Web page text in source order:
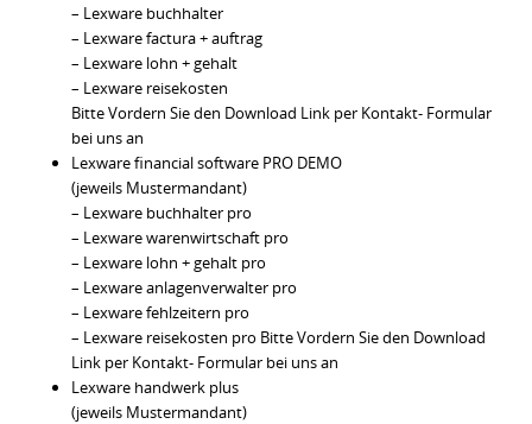
– Lexware buchhalter
– Lexware factura + auftrag
– Lexware lohn + gehalt
– Lexware reisekosten
Bitte Vordern Sie den Download Link per Kontakt- Formular
bei uns an
Lexware financial software PRO DEMO
(jeweils Mustermandant)
– Lexware buchhalter pro
– Lexware warenwirtschaft pro
– Lexware lohn + gehalt pro
– Lexware anlagenverwalter pro
– Lexware fehlzeitern pro
– Lexware reisekosten pro Bitte Vordern Sie den Download
Link per Kontakt- Formular bei uns an
Lexware handwerk plus
(jeweils Mustermandant)